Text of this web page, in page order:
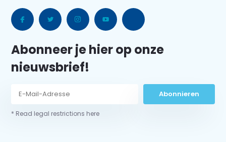
Abonneer je hier op onze
nieuwsbrief!
Abonnieren
* Read legal restrictions here